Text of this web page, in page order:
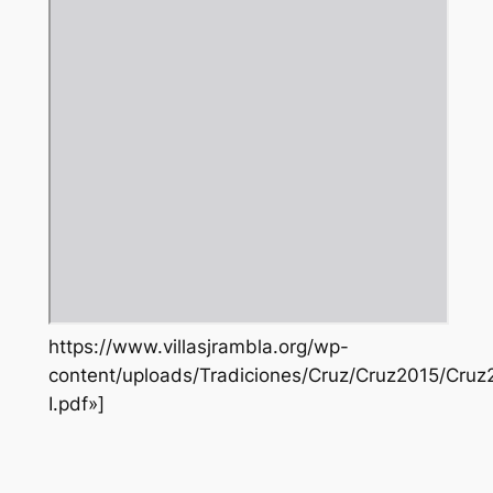
https://www.villasjrambla.org/wp-
content/uploads/Tradiciones/Cruz/Cruz2015/
I.pdf»]